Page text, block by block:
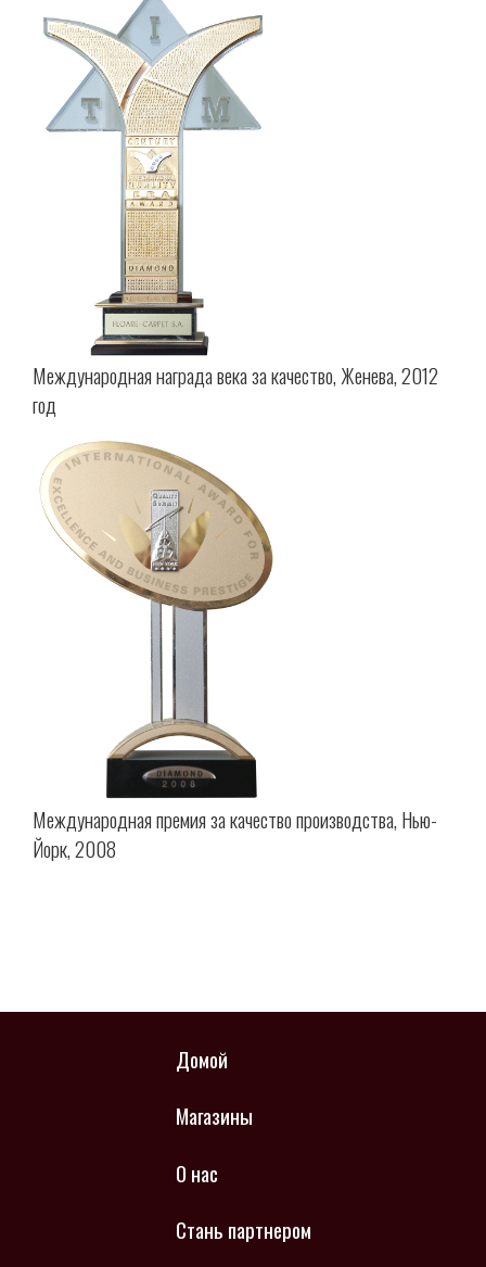
Международная награда века за качество, Женева, 2012
год
Международная премия за качество производства, Нью-
Йорк, 2008
Домой
Магазины
О нас
Стань партнером